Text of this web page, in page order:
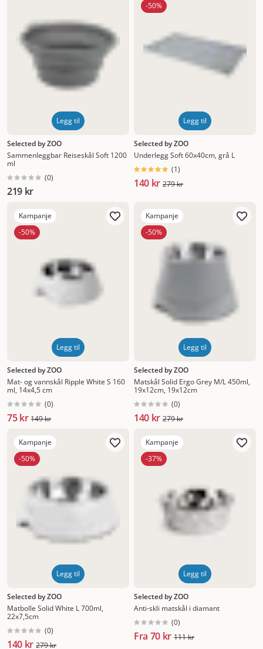
Legg til
Selected by ZOO
Sammenleggbar Reiseskål Soft 1200
ml
(0)
219 kr
-50%
Legg til
Selected by ZOO
Underlegg Soft 60x40cm, grå L
(1)
140 kr 279 kr
Kampanje
-50%
Legg til
Selected by ZOO
Mat- og vannskål Ripple White S 160
ml, 14x4,5 cm
(0)
75 kr 149 kr
Kampanje
-50%
Legg til
Selected by ZOO
Matskål Solid Ergo Grey M/L 450ml,
19x12cm, 19x12cm
(0)
140 kr 279 kr
Kampanje
-50%
Legg til
Selected by ZOO
Matbolle Solid White L 700ml,
22x7,5cm
(0)
140 kr 279 kr
Kampanje
-37%
Legg til
Selected by ZOO
Anti-skli matskål i diamant
(0)
Fra 70 kr 111 kr